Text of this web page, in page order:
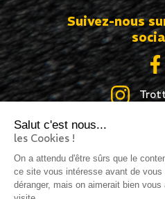
Salut c'est nous...
les Cookies !
On a attendu d'être sûrs que le
ce site vous intéresse avant de vous
déranger, mais on aimerait bien
Suivez-nous